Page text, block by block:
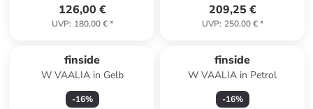
126,00 €
UVP: 180,00 €*
209,25 €
UVP: 250,00 €*
finside
W VAALIA in Gelb
-16%
finside
W VAALIA in Petrol
-16%